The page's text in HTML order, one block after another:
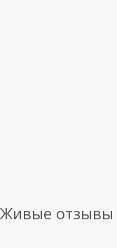
Живые отзывы